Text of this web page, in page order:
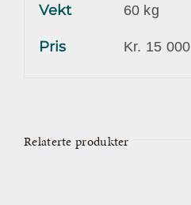
Vekt 60 kg
Pris Kr. 15 000
Relaterte produkter